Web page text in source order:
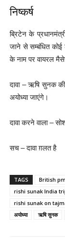
निष्कर्ष
ब्रिटेन के
जाने से सम्बंधित कोई
के नाम पर वायरल
दावा – ऋषि सुनक
अयोध्या जाएंगे।
दावा करने वाला –
सच – दावा ग़लत है
TAGS British pm
rishi sunak India
rishi sunak on
अयोध्या
ऋषि सुनक